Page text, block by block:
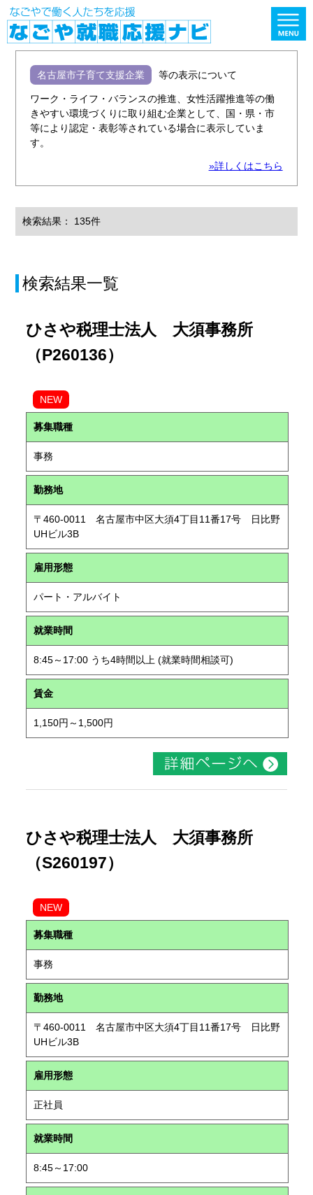
名古屋市子育て支援企業 等の表示について
ワーク・ライフ・バランスの推進、女性活躍推進等の働
きやすい環境づくりに取り組む企業として、国・県・市
等により認定・表彰等されている場合に表示していま
す。
»詳しくはこちら
検索結果： 135件
検索結果一覧
ひさや税理士法人 大須事務所
（P260136）
NEW
募集職種
事務
勤務地
〒460-0011 名古屋市中区大須4丁目11番17号 日比野
UHビル3B
雇用形態
パート・アルバイト
就業時間
8:45～17:00 うち4時間以上 (就業時間相談可)
賃金
1,150円～1,500円
ひさや税理士法人 大須事務所
（S260197）
NEW
募集職種
事務
勤務地
〒460-0011 名古屋市中区大須4丁目11番17号 日比野
UHビル3B
雇用形態
正社員
就業時間
8:45～17:00